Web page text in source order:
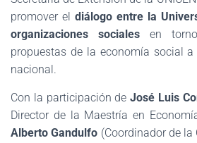
promover el diálogo entre la
organizaciones socialesen
propuestas de la economía social
nacional.
Con la participación de José Luis
Director de la Maestría en
Alberto Gandulfo (Coordinador de